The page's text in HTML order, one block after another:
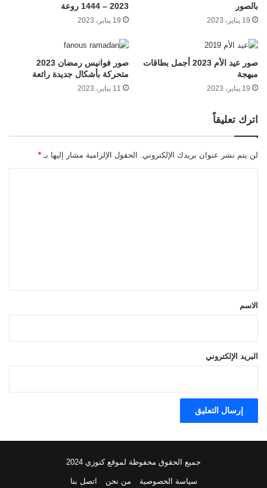
بالصور
19 يناير، 2023
2023 – 1444 روعة
19 يناير، 2023
صور عيد الأم 2023 أجمل بطاقات
مبهجة
19 يناير، 2023
صور فوانيس رمضان 2023
متحركة بأشكال جديدة رائعة
11 يناير، 2023
اترك تعليقاً
لن يتم نشر عنوان بريدك الإلكتروني. الحقول الإلزامية مشار إليها بـ *
*الاسم
البريد الإلكتروني
جميع الحقوق محفوظة لموقع كنوزي 2024
سياسة الخصوصية من نحن اتصل بنا